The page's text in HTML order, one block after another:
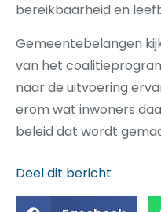
bereikbaarheid en
Gemeentebelangen
van het
naar de uitvoering
erom wat inwoners
beleid dat wordt
Deel dit bericht